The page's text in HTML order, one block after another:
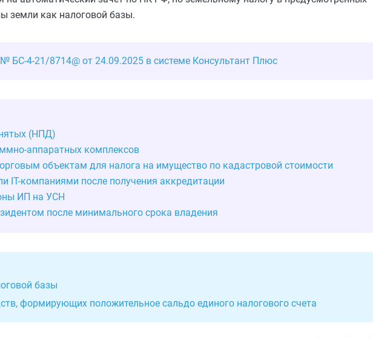
земли как налоговой базы.
БС-4-21/8714@ от 24.09.2025 в системе Консультант Плюс
(НПД)
комплексов
объектам для налога на имущество по кадастровой стоимости
IT-компаниями после получения аккредитации
ИП на УСН
после минимального срока владения
базы
формирующих положительное сальдо единого налогового счета